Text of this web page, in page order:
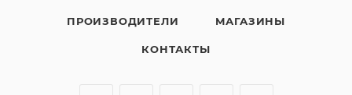
ПРОИЗВОДИТЕЛИ МАГАЗИНЫ
КОНТАКТЫ